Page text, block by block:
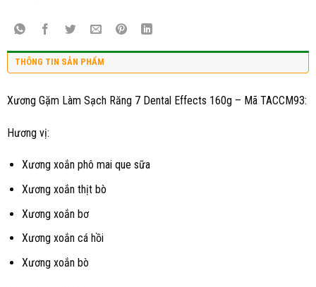
THÔNG TIN SẢN PHẨM
Xương Gặm Làm Sạch Răng 7 Dental Effects 160g – Mã TACCM93:
Hương vị:
Xương xoắn phô mai que sữa
Xương xoắn thịt bò
Xương xoắn bơ
Xương xoắn cá hồi
Xương xoắn bò